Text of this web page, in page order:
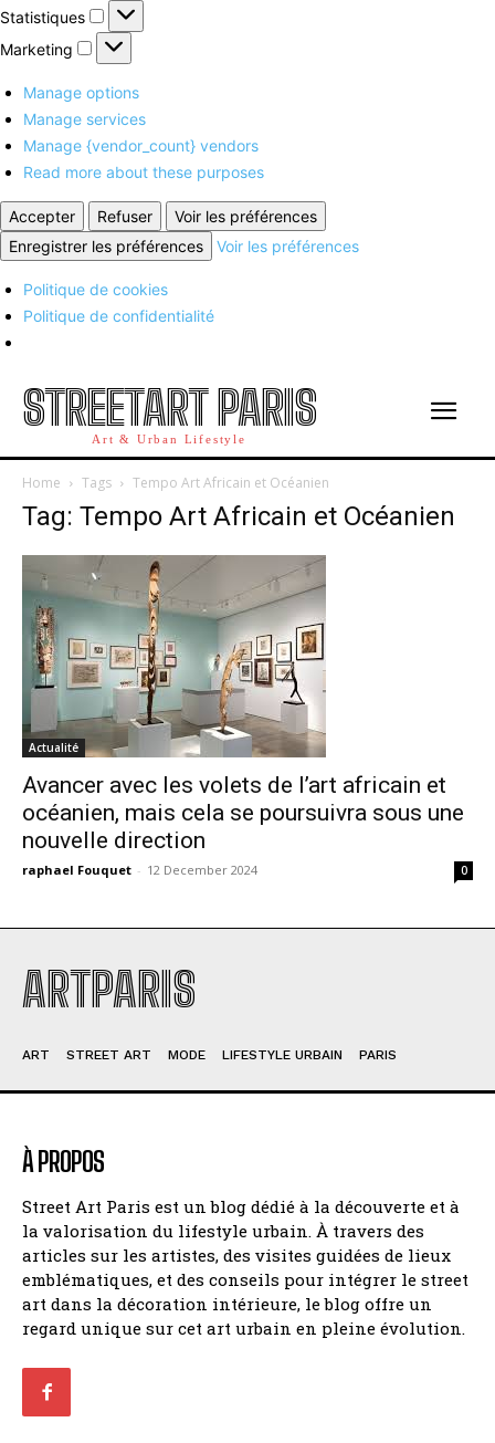
Statistiques
Statistiques
Marketing
Marketing
Manage options
Manage services
Manage {vendor_count} vendors
Read more about these purposes
Accepter Refuser
Voir les préférences
Enregistrer les préférences
Voir les préférences
Politique de cookies
Politique de confidentialité
STREETART PARIS
Art & Urban Lifestyle
Home Tags Tempo Art Africain et Océanien
Tag: Tempo Art Africain et Océanien
Actualité
Avancer avec les volets de l’art africain et
océanien, mais cela se poursuivra sous une
nouvelle direction
raphael Fouquet - 12 December 2024 0
ARTPARIS
ART STREET ART MODE LIFESTYLE URBAIN PARIS
À PROPOS
Street Art Paris est un blog dédié à la découverte et à
la valorisation du lifestyle urbain. À travers des
articles sur les artistes, des visites guidées de lieux
emblématiques, et des conseils pour intégrer le street
art dans la décoration intérieure, le blog offre un
regard unique sur cet art urbain en pleine évolution.